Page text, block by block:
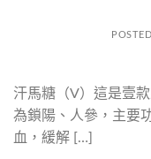
汗馬糖（V）這是壹
為鎖陽、人參，主要
血，緩解 […]